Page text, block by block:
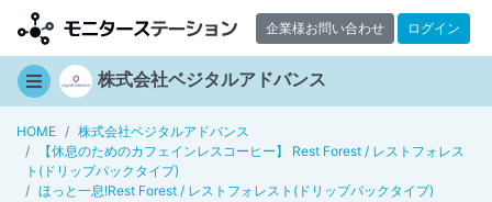
企業様お問い合わせ ログイン
株式会社ベジタルアドバンス
HOME
株式会社ベジタルアドバンス
【休息のためのカフェインレスコーヒー】 Rest Forest / レストフォレス
ト(ドリップパックタイプ)
ほっと一息!Rest Forest / レストフォレスト(ドリップパックタイプ)